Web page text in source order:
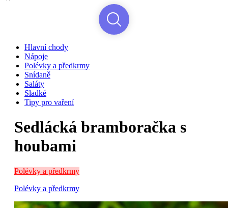
Hlavní chody
Nápoje
Polévky a předkrmy
Snídaně
Saláty
Sladké
Tipy pro vaření
Sedlácká bramboračka s
houbami
Polévky a předkrmy
Polévky a předkrmy